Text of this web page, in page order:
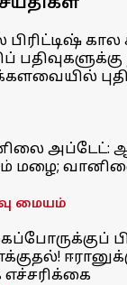
கால
அப்டேட்:
மழை;
மையம்
எச்சரிக்கை